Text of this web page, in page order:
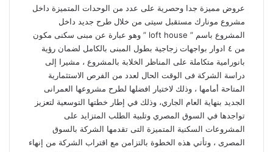
عروض مميزة جدا وحصرية على عدد من الوحدات المتميزة داخل
مشروع مونارك مستقبل سيتى من خلال طرح جديد داخل
المشروع باسم ” loft house ” وهو عبارة عن مبنى سكنى مكون
من ٤ ادوار بواجهات زجاجية بطول المبنى بالكامل لضمان رؤية
بانورامية متكاملة على المناظر الخلابة بالمشروع ، مشيرا إلى
دراسة الشركة فى الوقت الحال لعدد من الفرص الاستثمارية
المتاحة أمامها ، وذلك لاختيار افضلها لطرح مشروعها العمرانى
الجديد بنهاية العام الجاري، وذلك في إطار خطتها التوسعية لتعزيز
تواجدها في السوق المصري وتلبية الطلب المتزايد على
المشروعات السكنية المتميزة التى تقدمها الشركة بالسوق
المصرى ، وتأتي هذه الخطوة بالتزامن مع اقتراب الشركة من إنهاء